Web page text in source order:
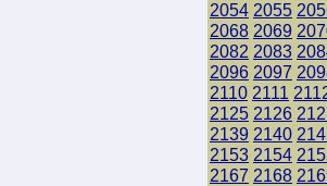
2054 2055
2068 2069
2082 2083
2096 2097
2110 2111
2125 2126
2139 2140
2153 2154
2167 2168